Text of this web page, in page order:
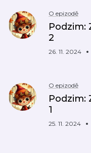
O epizodě
Podzim:
2
26. 11. 2024
O epizodě
Podzim:
1
25. 11. 2024